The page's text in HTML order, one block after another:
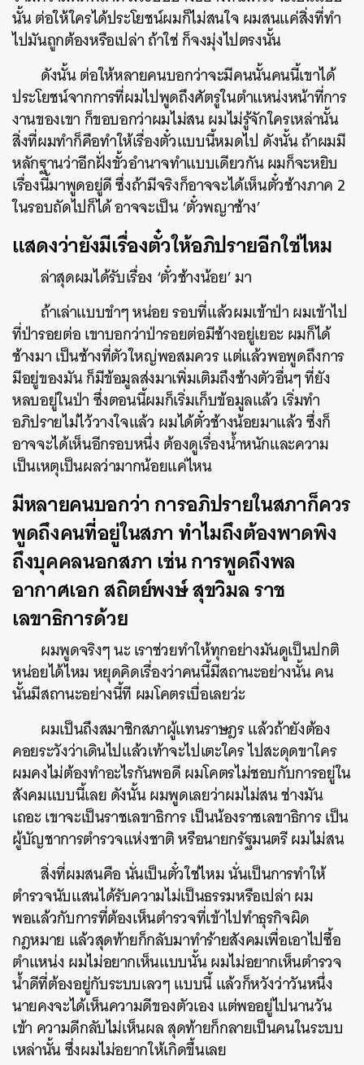
นั้น ต่อให้ใครได้ประโยชน์ผมก็ไม่สนใจ ผมสนแค่สิ่งที่ทำ
ไปมันถูกต้องหรือเปล่า ถ้าใช่ ก็จงมุ่งไปตรงนั้น
ดังนั้น ต่อให้หลายคนบอกว่าจะมีคนนั้นคนนี้เขาได้
ประโยชน์จากการที่ผมไปพูดถึงศัตรูในตำแหน่งหน้าที่การ
งานของเขา ก็ขอบอกว่าผมไม่สน ผมไม่รู้จักใครเหล่านั้น
สิ่งที่ผมทำก็คือทำให้เรื่องตั๋วแบบนี้หมดไป ดังนั้น ถ้าผมมี
หลักฐานว่าอีกฝั่งขั้วอำนาจทำแบบเดียวกัน ผมก็จะหยิบ
เรื่องนี้มาพูดอยู่ดี ซึ่งถ้ามีจริงก็อาจจะได้เห็นตั๋วช้างภาค 2
ในรอบถัดไปก็ได้ อาจจะเป็น ‘ตั๋วพญาช้าง’
แสดงว่ายังมีเรื่องตั๋วให้อภิปรายอีกใช่ไหม
ล่าสุดผมได้รับเรื่อง ‘ตั๋วช้างน้อย’ มา
ถ้าเล่าแบบขำๆ หน่อย รอบที่แล้วผมเข้าป่า ผมเข้าไป
ที่ป่ารอยต่อ เขาบอกว่าป่ารอยต่อมีช้างอยู่เยอะ ผมก็ได้
ช้างมา เป็นช้างที่ตัวใหญ่พอสมควร แต่แล้วพอพูดถึงการ
มีอยู่ของมัน ก็มีข้อมูลส่งมาเพิ่มเติมถึงช้างตัวอื่นๆ ที่ยัง
หลบอยู่ในป่า ซึ่งตอนนี้ผมก็เริ่มเก็บข้อมูลแล้ว เริ่มทำ
อภิปรายไม่ไว้วางใจแล้ว ผมได้ตั๋วช้างน้อยมาแล้ว ซึ่งก็
อาจจะได้เห็นอีกรอบหนึ่ง ต้องดูเรื่องน้ำหนักและความ
เป็นเหตุเป็นผลว่ามากน้อยแค่ไหน
มีหลายคนบอกว่า การอภิปรายในสภาก็ควร
พูดถึงคนที่อยู่ในสภา ทำไมถึงต้องพาดพิง
ถึงบุคคลนอกสภา เช่น การพูดถึงพล
อากาศเอก​ สถิตย์พงษ์ สุขวิมล ราช
เลขาธิการด้วย
ผมพูดจริงๆ นะ เราช่วยทำให้ทุกอย่างมันดูเป็นปกติ
หน่อยได้ไหม หยุดคิดเรื่องว่าคนนี้มีสถานะอย่างนั้น คน
นั้นมีสถานะอย่างนี้ที ผมโคตรเบื่อเลยว่ะ
ผมเป็นถึงสมาชิกสภาผู้แทนราษฎร แล้วถ้ายังต้อง
คอยระวังว่าเดินไปแล้วเท้าจะไปเตะใคร ไปสะดุดขาใคร
ผมคงไม่ต้องทำอะไรกันพอดี ผมโคตรไม่ชอบกับการอยู่ใน
สังคมแบบนี้เลย ดังนั้น ผมพูดเลยว่าผมไม่สน ช่างมัน
เถอะ เขาจะเป็นราชเลขาธิการ เป็นน้องราชเลขาธิการ เป็น
ผู้บัญชาการตำรวจแห่งชาติ หรือนายกรัฐมนตรี ผมไม่สน
สิ่งที่ผมสนคือ นั่นเป็นตั๋วใช่ไหม นั่นเป็นการทำให้
ตำรวจนับแสนได้รับความไม่เป็นธรรมหรือเปล่า ผม
พอแล้วกับการที่ต้องเห็นตำรวจที่เข้าไปทำธุรกิจผิด
กฎหมาย แล้วสุดท้ายก็กลับมาทำร้ายสังคมเพื่อเอาไปซื้อ
ตำแหน่ง ผมไม่อยากเห็นแบบนั้น ผมไม่อยากเห็นตำรวจ
น้ำดีที่ต้องอยู่กับระบบเลวๆ แบบนี้ แล้วก็หวังว่าวันหนึ่ง
นายคงจะได้เห็นความดีของตัวเอง แต่พออยู่ไปนานวัน
เข้า ความดีกลับไม่เห็นผล สุดท้ายก็กลายเป็นคนในระบบ
เหล่านั้น ซึ่งผมไม่อยากให้เกิดขึ้นเลย